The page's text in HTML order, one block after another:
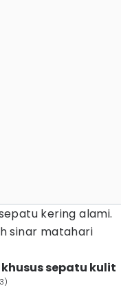
kering alami.
sinar matahari
sepatu kulit